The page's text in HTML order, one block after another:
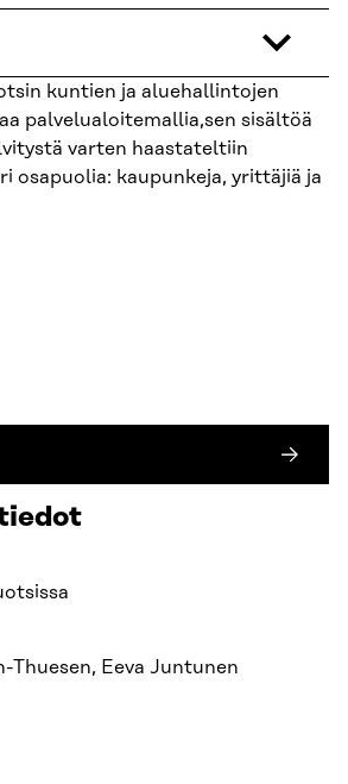
kuntien ja aluehallintojen
palvelualoitemallia,sen sisältöä
varten haastateltiin
osapuolia: kaupunkeja, yrittäjiä ja
Thuesen, Eeva Juntunen